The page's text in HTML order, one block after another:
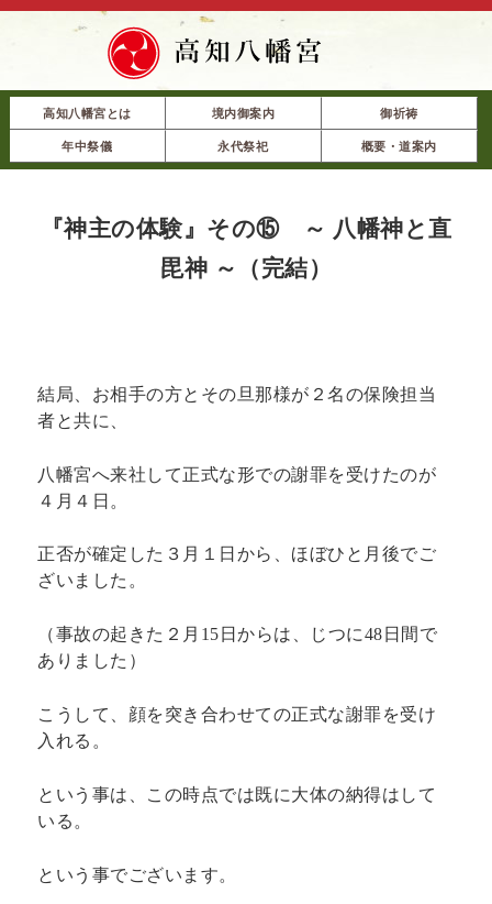
高知八幡宮とは 境内御案内 御祈祷
年中祭儀 永代祭祀 概要・道案内
『神主の体験』その⑮ ～ 八幡神と直
毘神 ～（完結）
結局、お相手の方とその旦那様が２名の保険担当
者と共に、
八幡宮へ来社して正式な形での謝罪を受けたのが
４月４日。
正否が確定した３月１日から、ほぼひと月後でご
ざいました。
（事故の起きた２月15日からは、じつに48日間で
ありました）
こうして、顔を突き合わせての正式な謝罪を受け
入れる。
という事は、この時点では既に大体の納得はして
いる。
という事でございます。